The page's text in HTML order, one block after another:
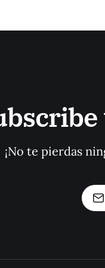
¡No te pierdas